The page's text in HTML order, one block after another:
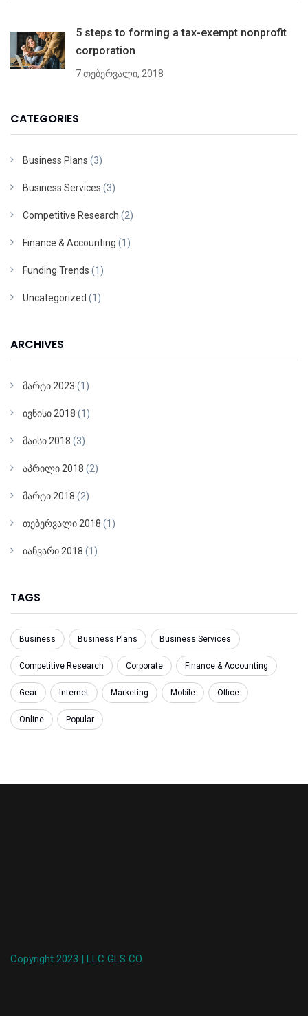
5 steps to forming a tax-exempt nonprofit
corporation
7 თებერვალი, 2018
CATEGORIES
Business Plans (3)
Business Services (3)
Competitive Research (2)
Finance & Accounting (1)
Funding Trends (1)
Uncategorized (1)
ARCHIVES
მარტი 2023 (1)
ივნისი 2018 (1)
მაისი 2018 (3)
აპრილი 2018 (2)
მარტი 2018 (2)
თებერვალი 2018 (1)
იანვარი 2018 (1)
TAGS
Business Business Plans Business Services
Competitive Research Corporate Finance & Accounting
Gear Internet Marketing Mobile Office
Online Popular
Copyright 2023 | LLC GLS CO